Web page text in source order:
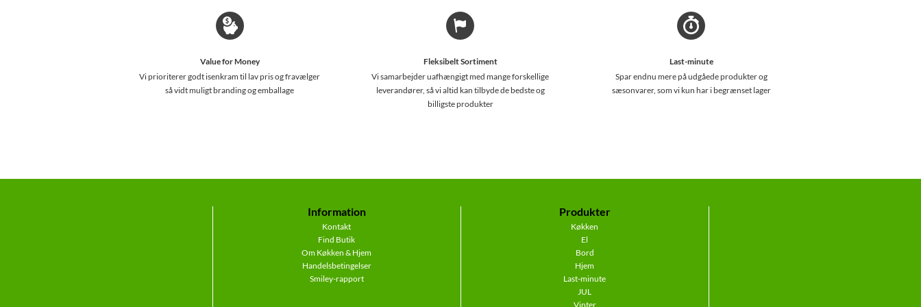
Value for Money
Vi prioriterer godt isenkram til lav pris og fravælger
så vidt muligt branding og emballage
Fleksibelt Sortiment
Vi samarbejder uafhængigt med mange forskellige
leverandører, så vi altid kan tilbyde de bedste og
billigste produkter
Last-minute
Spar endnu mere på udgåede produkter og
sæsonvarer, som vi kun har i begrænset lager
Information
Kontakt
Find Butik
Om Køkken & Hjem
Handelsbetingelser
Smiley-rapport
Produkter
Køkken
El
Bord
Hjem
Last-minute
JUL
Vinter